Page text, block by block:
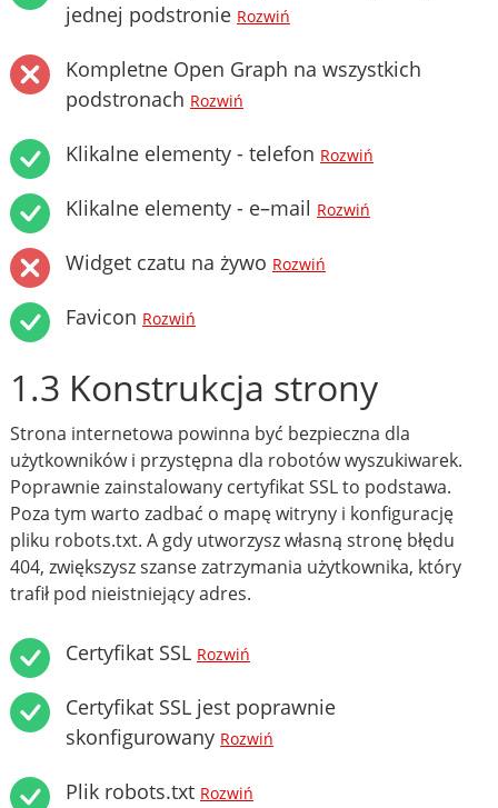
jednej podstronie Rozwiń
Kompletne Open Graph na wszystkich
podstronach Rozwiń
Klikalne elementy - telefon Rozwiń
Klikalne elementy - e–mail Rozwiń
Widget czatu na żywo Rozwiń
Favicon Rozwiń
1.3 Konstrukcja strony
Strona internetowa powinna być bezpieczna dla
użytkowników i przystępna dla robotów wyszukiwarek.
Poprawnie zainstalowany certyfikat SSL to podstawa.
Poza tym warto zadbać o mapę witryny i konfigurację
pliku robots.txt. A gdy utworzysz własną stronę błędu
404, zwiększysz szanse zatrzymania użytkownika, który
trafił pod nieistniejący adres.
Certyfikat SSL Rozwiń
Certyfikat SSL jest poprawnie
skonfigurowany Rozwiń
Plik robots.txt Rozwiń